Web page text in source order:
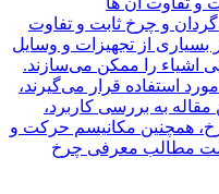
و چرخ ثابت و تفاوت
از تجهیزات و وسایل
اشیاء را ممکن می‌سازند.
استفاده قرار می‌گیرند،
به بررسی کاربرد،
همچنین مکانیسم حرکت و
مطالب معرفی چرخ